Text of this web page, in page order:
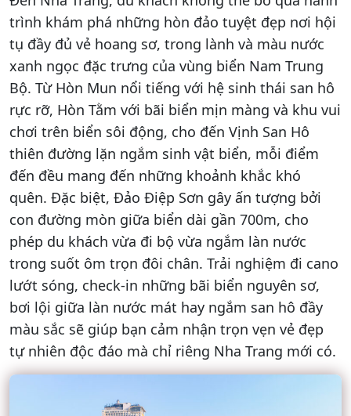
trình khám phá những hòn đảo tuyệt đẹp nơi hội
tụ đầy đủ vẻ hoang sơ, trong lành và màu nước
xanh ngọc đặc trưng của vùng biển Nam Trung
Bộ. Từ Hòn Mun nổi tiếng với hệ sinh thái san hô
rực rỡ, Hòn Tằm với bãi biển mịn màng và khu vui
chơi trên biển sôi động, cho đến Vịnh San Hô
thiên đường lặn ngắm sinh vật biển, mỗi điểm
đến đều mang đến những khoảnh khắc khó
quên. Đặc biệt, Đảo Điệp Sơn gây ấn tượng bởi
con đường mòn giữa biển dài gần 700m, cho
phép du khách vừa đi bộ vừa ngắm làn nước
trong suốt ôm trọn đôi chân. Trải nghiệm đi cano
lướt sóng, check-in những bãi biển nguyên sơ,
bơi lội giữa làn nước mát hay ngắm san hô đầy
màu sắc sẽ giúp bạn cảm nhận trọn vẹn vẻ đẹp
tự nhiên độc đáo mà chỉ riêng Nha Trang mới có.